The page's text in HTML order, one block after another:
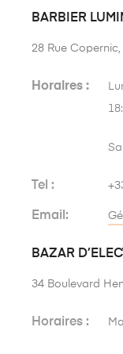
BARBIER
28 Rue
Horaires :
Tel :
Email:
BAZAR
34 Boulevard
Horaires :